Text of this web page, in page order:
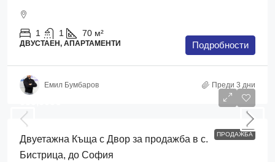
1 1 70 м²
ДВУСТАЕН, АПАРТАМЕНТИ Подробности
Емил Бумбаров Преди 3 дни
ПРОДАЖБА
Двуетажна Къща с Двор за продажба в с.
Бистрица, до София